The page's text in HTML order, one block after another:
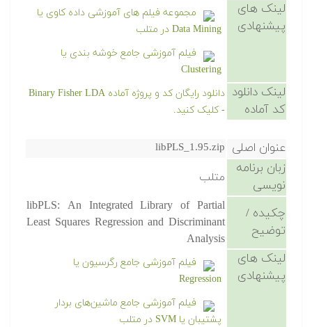
لینک های
پیشنهادی
مجموعه فیلم های آموزشی داده کاوی یا
Data Mining در متلب
فیلم آموزشی جامع خوشه بندی یا
Clustering
لینک دانلود
کد آماده
دانلود رایگان کد و پروژه آماده Binary Fisher LDA
- کلیک کنید.
عنوان اصلی libPLS_1.95.zip
زبان برنامه
نویسی
متلب
چکیده /
توضیح
libPLS: An Integrated Library of Partial
Least Squares Regression and Discriminant
Analysis
لینک های
پیشنهادی
فیلم آموزشی جامع رگرسیون یا
Regression
فیلم آموزشی جامع ماشین‌های بردار
پشتیبان یا SVM در متلب